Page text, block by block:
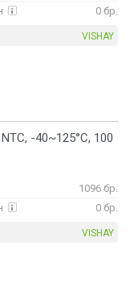
0 бр.
VISHAY
-40~125°C, 100
1096 бр.
0 бр.
VISHAY